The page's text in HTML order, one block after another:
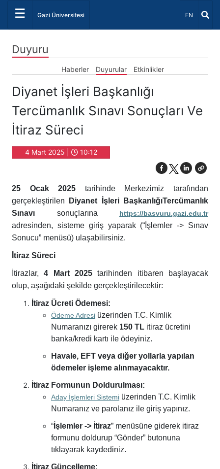
☰ Gazi Üniversitesi Dil Seçiniz
EN
Duyuru
Haberler Duyurular Etkinlikler
Diyanet İşleri Başkanlığı
Tercümanlık Sınavı Sonuçları Ve
İtiraz Süreci
4 Mart 2025 | 10:12
25 Ocak 2025 tarihinde Merkezimiz tarafından
gerçekleştirilen
Diyanet İşleri BaşkanlığıTercümanlık
Sınavı sonuçlarına https://basvuru.gazi.edu.tr
adresinden, sisteme giriş yaparak (“İşlemler -> Sınav
Sonucu” menüsü) ulaşabilirsiniz.
İtiraz Süreci
İtirazlar,4 Mart 2025 tarihinden itibaren başlayacak
olup, aşağıdaki şekilde gerçekleştirilecektir:
İtiraz Ücreti Ödemesi:
Ödeme Adresi üzerinden T.C. Kimlik
Numaranızı girerek 150 TL itiraz ücretini
banka/kredi kartı ile ödeyiniz.
Havale, EFT veya diğer yollarla yapılan
ödemeler işleme alınmayacaktır.
İtiraz Formunun Doldurulması:
Aday İşlemleri Sistemi üzerinden T.C. Kimlik
Numaranız ve parolanız ile giriş yapınız.
“ İşlemler -> İtiraz” menüsüne giderek itiraz
formunu doldurup “Gönder” butonuna
tıklayarak kaydediniz.
İtiraz Güncelleme: